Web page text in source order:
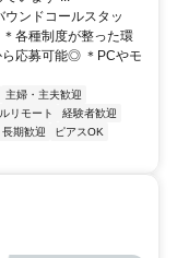
ンドコールスタッ
各種制度が整った環
ら応募可能◎ ＊PCやモ
主婦・主夫歓迎
リモート
経験者歓迎
長期歓迎
ピアスOK